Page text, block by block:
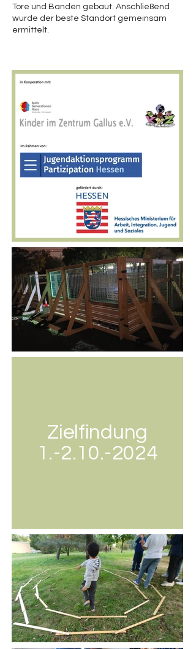
Tore und Banden gebaut. Anschließend
wurde der beste Standort gemeinsam
ermittelt.
Zielfindung
1.-2.10.-2024